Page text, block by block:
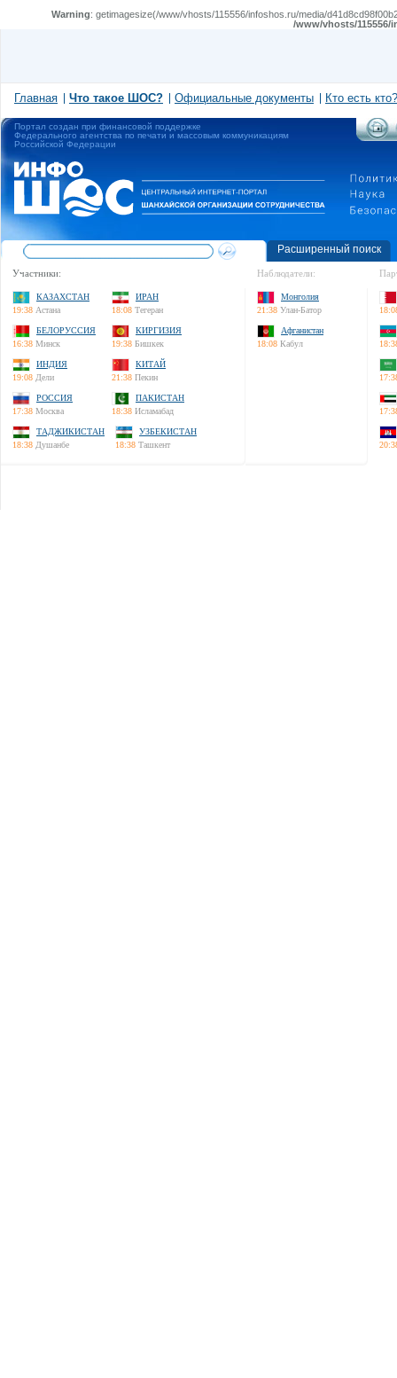
Warning: getimagesize(/www/vhosts/115556/infoshos.ru/media/
/www/vhosts/
Главная Что такое ШОС? Официальные документы Кто есть кто?
Портал создан при финансовой поддержке
Федерального агентства по печати и массовым коммуникациям
Российской Федерации
Расширенный поиск
Участники:
КАЗАХСТАН
19:38 Астана
ИРАН
18:08 Тегеран
БЕЛОРУССИЯ
16:38 Минск
КИРГИЗИЯ
19:38 Бишкек
ИНДИЯ
19:08 Дели
КИТАЙ
21:38 Пекин
РОССИЯ
17:38 Москва
ПАКИСТАН
18:38 Исламабад
ТАДЖИКИСТАН
18:38 Душанбе
УЗБЕКИСТАН
18:38 Ташкент
Наблюдатели:
Монголия
21:38 Улан-Батор
Афганистан
18:08 Кабул